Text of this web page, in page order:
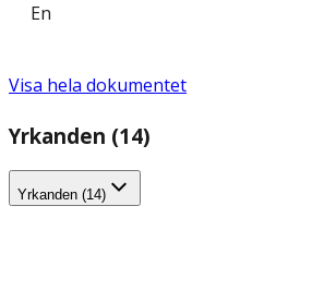
En
Visa hela dokumentet
Yrkanden (14)
Yrkanden (14)